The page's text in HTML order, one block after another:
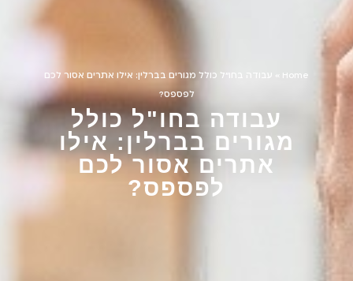
Home
» עבודה בחו"ל כולל מגורים בברלין: אילו אתרים אסור לכם
לפספס?
עבודה בחו"ל כולל
מגורים בברלין: אילו
אתרים אסור לכם
לפספס?